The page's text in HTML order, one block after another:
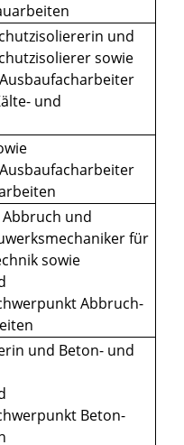
und
sowie
und
und
für
sowie
Abbruch-
und Beton- und
Beton-